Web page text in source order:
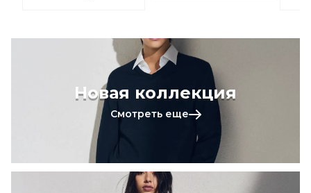
Новая коллекция
Смотреть еще